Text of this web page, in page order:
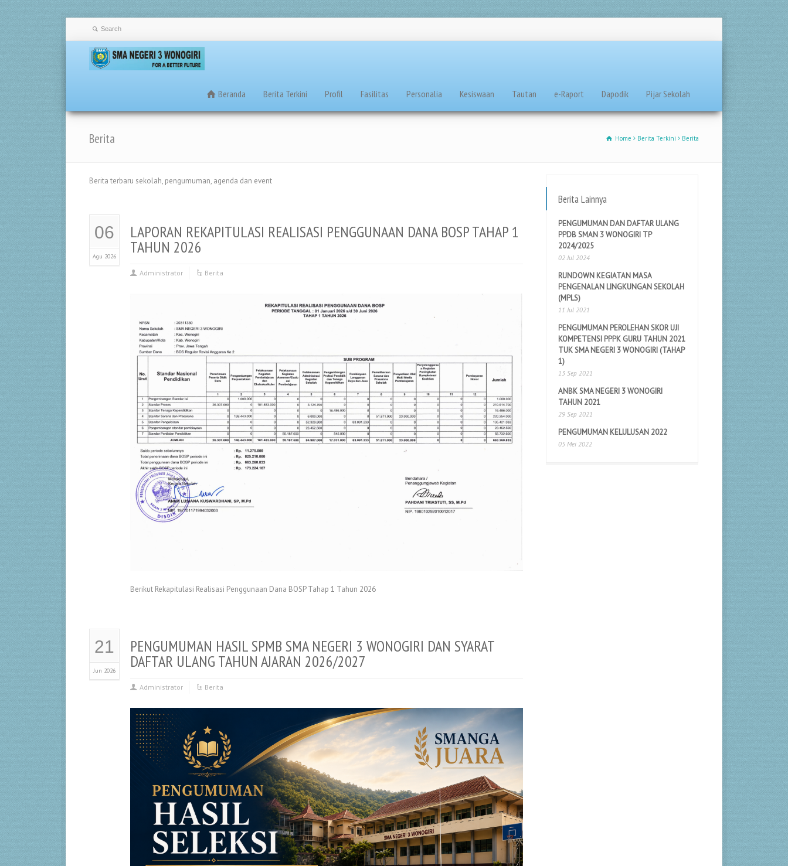
Beranda Berita Terkini Profil Fasilitas Personalia Kesiswaan Tautan e-Raport Dapodik Pijar Sekolah
Berita Home Berita Terkini Berita
Berita terbaru sekolah, pengumuman, agenda dan event
06
Agu 2026
LAPORAN REKAPITULASI REALISASI PENGGUNAAN DANA BOSP TAHAP 1
TAHUN 2026
Administrator Berita
Berikut Rekapitulasi Realisasi Penggunaan Dana BOSP Tahap 1 Tahun 2026
21
Jun 2026
PENGUMUMAN HASIL SPMB SMA NEGERI 3 WONOGIRI DAN SYARAT
DAFTAR ULANG TAHUN AJARAN 2026/2027
Administrator Berita
Berita Lainnya
PENGUMUMAN DAN DAFTAR ULANG
PPDB SMAN 3 WONOGIRI TP
2024/2025
02 Jul 2024
RUNDOWN KEGIATAN MASA
PENGENALAN LINGKUNGAN SEKOLAH
(MPLS)
11 Jul 2021
PENGUMUMAN PEROLEHAN SKOR UJI
KOMPETENSI PPPK GURU TAHUN 2021
TUK SMA NEGERI 3 WONOGIRI (TAHAP
1)
13 Sep 2021
ANBK SMA NEGERI 3 WONOGIRI
TAHUN 2021
29 Sep 2021
PENGUMUMAN KELULUSAN 2022
05 Mei 2022